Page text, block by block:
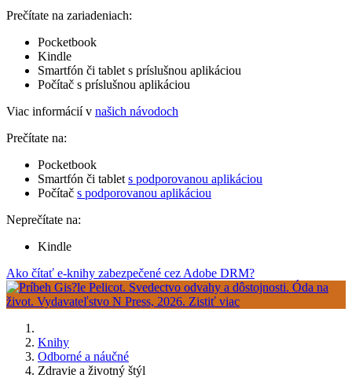
Prečítate na zariadeniach:
Pocketbook
Kindle
Smartfón či tablet s príslušnou aplikáciou
Počítač s príslušnou aplikáciou
Viac informácií v našich návodoch
Prečítate na:
Pocketbook
Smartfón či tablet s podporovanou aplikáciou
Počítač s podporovanou aplikáciou
Neprečítate na:
Kindle
Ako čítať e-knihy zabezpečené cez Adobe DRM?
Knihy
Odborné a náučné
Zdravie a životný štýl